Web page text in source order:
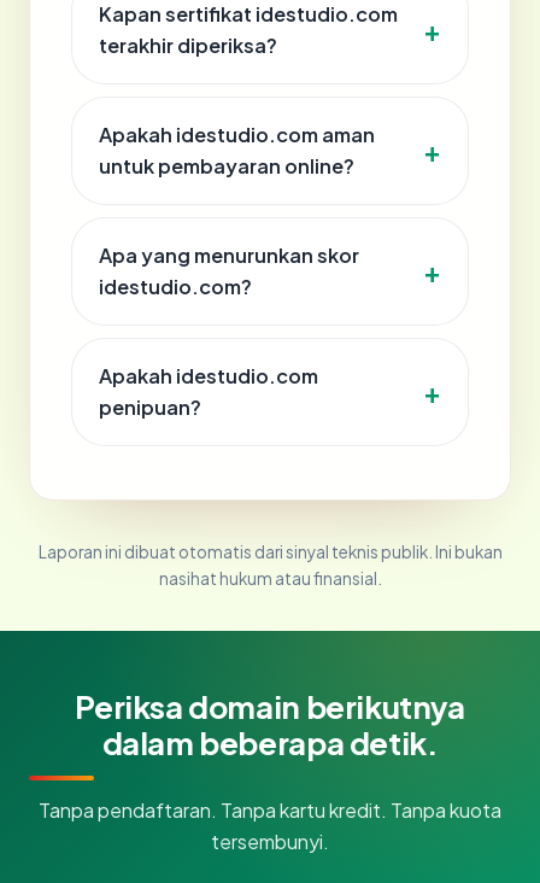
Kapan sertifikat idestudio.com
terakhir diperiksa?
Apakah idestudio.com aman
untuk pembayaran online?
Apa yang menurunkan skor
idestudio.com?
Apakah idestudio.com
penipuan?
Laporan ini dibuat otomatis dari sinyal teknis publik. Ini bukan
nasihat hukum atau finansial.
Periksa domain berikutnya
dalam beberapa detik.
Tanpa pendaftaran. Tanpa kartu kredit. Tanpa kuota
tersembunyi.